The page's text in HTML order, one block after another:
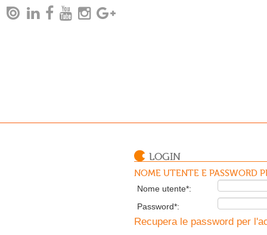
LOGIN
NOME UTENTE E PASSWORD
Nome utente*:
Password*:
Recupera le password per